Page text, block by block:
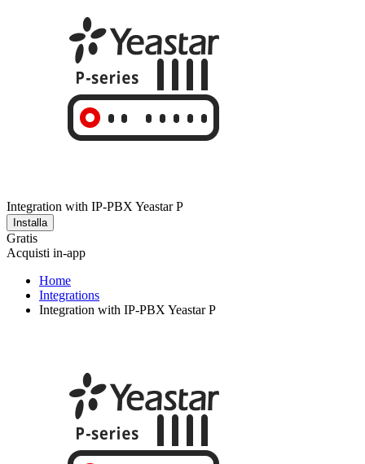
Integration with IP-PBX Yeastar P
Installa
Gratis
Acquisti in-app
Home
Integrations
Integration with IP-PBX Yeastar P